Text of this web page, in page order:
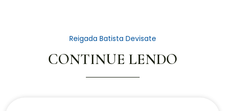
Reigada Batista Devisate
CONTINUE LENDO